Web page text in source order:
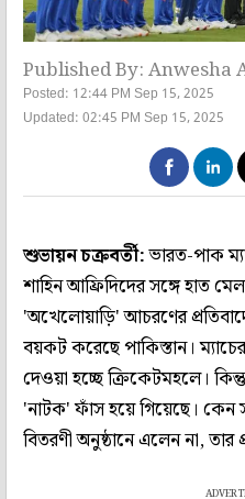
Published By: Anwesha
Posted: 12:44 PM Sep 15, 2025
Updated: 02:45 PM Sep 15, 2025
শুভায়ন চক্রবর্তী:ভারত-পাক
শাহিন আফ্রিদিদের সঙ্গে হাত
'অখেলোয়াড়ি' আচরণের
বয়কট করেছে পাকিস্তান।
দেওয়া হচ্ছে ক্রিকেটমহলে। কিন্তু
'নাটক' ফাঁস হয়ে গিয়েছে।
বিতরণী অনুষ্ঠানে এলেন না,